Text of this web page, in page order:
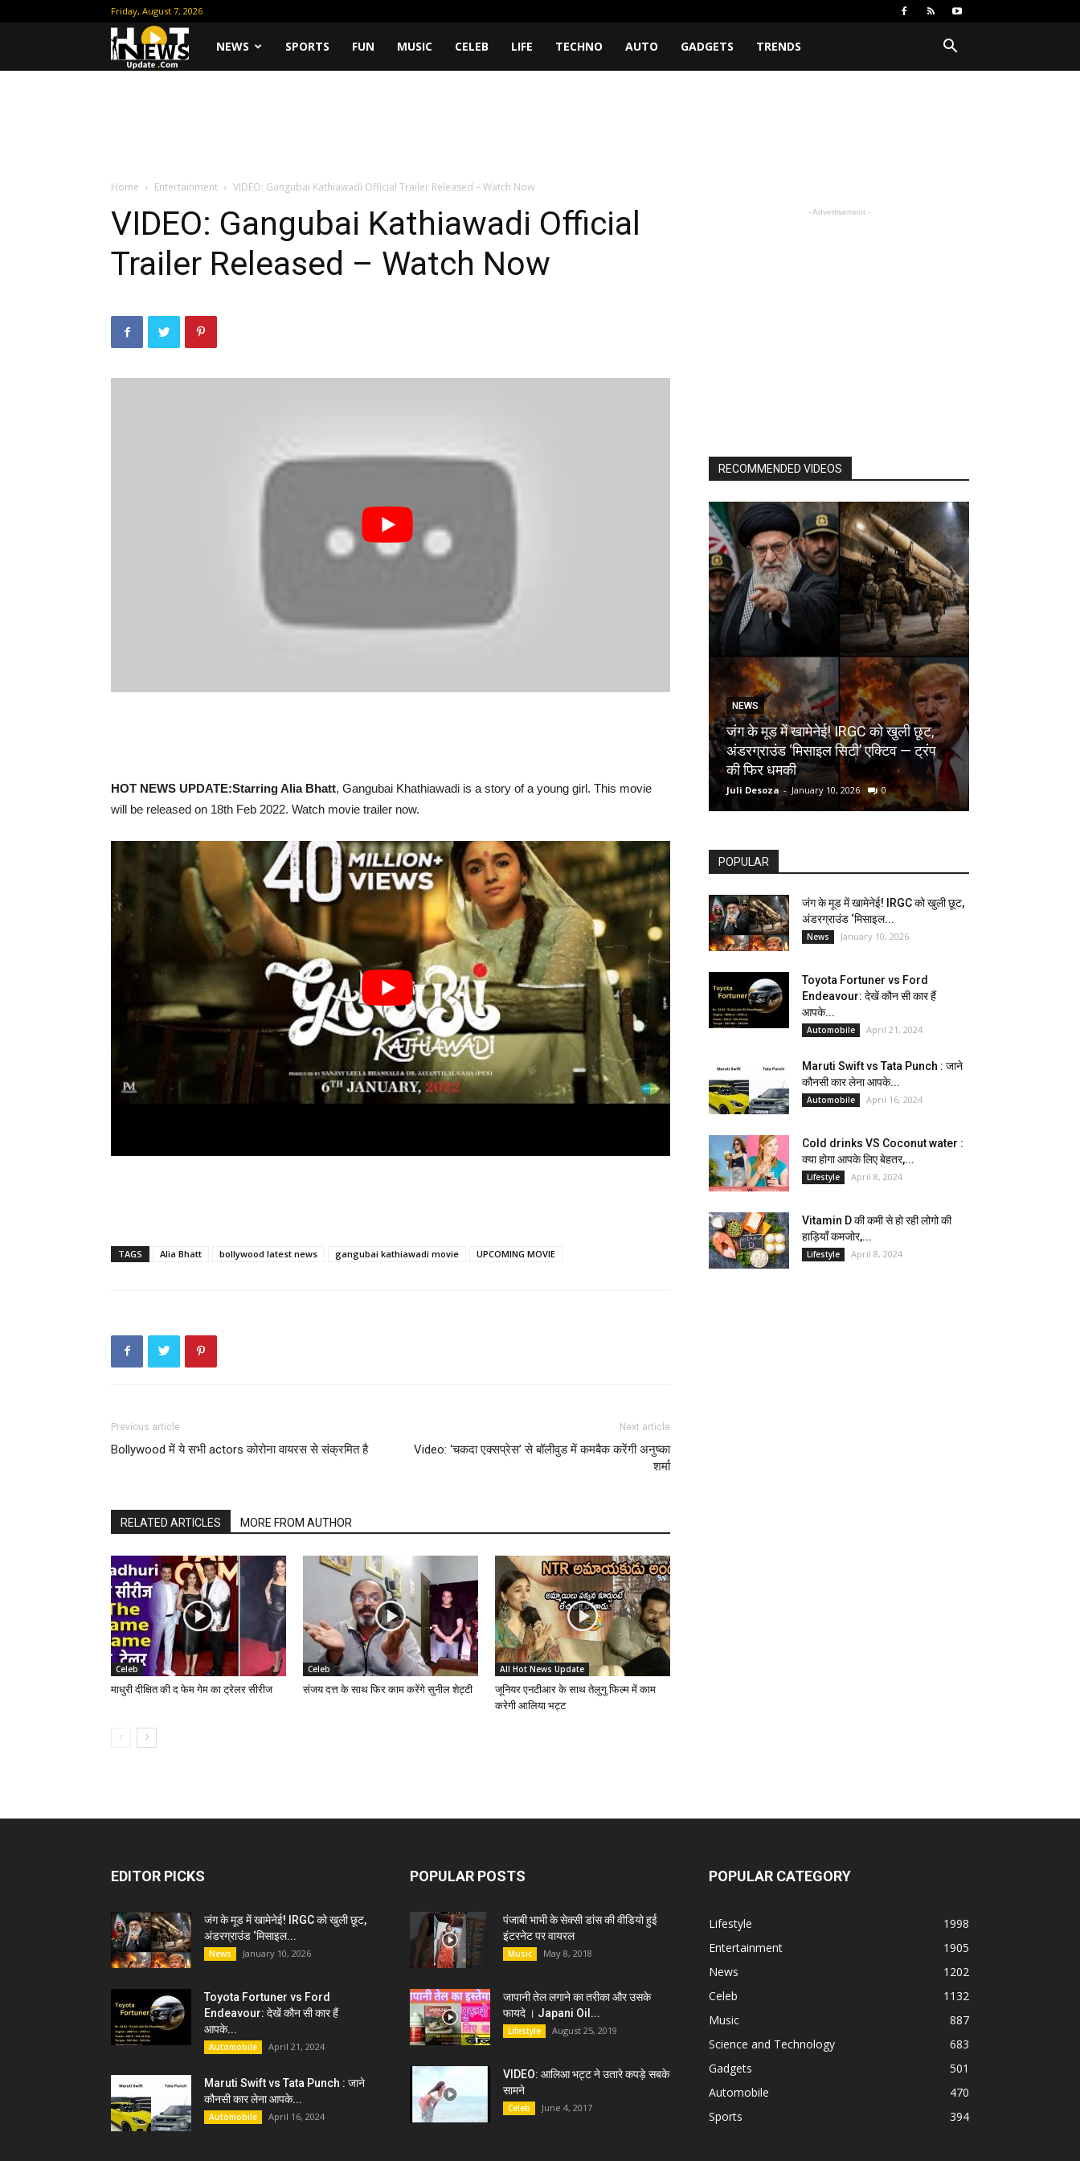
Friday, August 7, 2026
HotNEWS SPORTS FUN MUSIC CELEB LIFE TECHNO AUTO GADGETS TRENDS
Home Entertainment VIDEO: Gangubai Kathiawadi Official Trailer Released – Watch Now
VIDEO: Gangubai Kathiawadi Official
Trailer Released – Watch Now
HOT NEWS UPDATE:Starring Alia Bhatt, Gangubai Khathiawadi is a story of a young girl. This movie
will be released on 18th Feb 2022. Watch movie trailer now.
TAGS Alia Bhatt bollywood latest news gangubai kathiawadi movie UPCOMING MOVIE
Previous article
Bollywood में ये सभी actors कोरोना वायरस से संक्रमित है
Next article
Video: ‘चकदा एक्सप्रेस’ से बॉलीवुड में कमबैक करेंगी अनुष्का
शर्मा
RELATED ARTICLES MORE FROM AUTHOR
Celeb
माधुरी दीक्षित की द फेम गेम का ट्रेलर सीरीज
Celeb
संजय दत्त के साथ फिर काम करेंगे सुनील शेट्टी
All Hot News Update
जूनियर एनटीआर के साथ तेलुगु फिल्म में काम
करेगी आलिया भट्ट
- Advertisement -
RECOMMENDED VIDEOS
NEWS
जंग के मूड में खामेनेई! IRGC को खुली छूट,
अंडरग्राउंड ‘मिसाइल सिटी’ एक्टिव — ट्रंप
की फिर धमकी
Juli Desoza - January 10, 2026 0
POPULAR
जंग के मूड में खामेनेई! IRGC को खुली छूट,
अंडरग्राउंड ‘मिसाइल...
News January 10, 2026
Toyota Fortuner vs Ford
Endeavour: देखें कौन सी कार हैं
आपके...
Automobile April 21, 2024
Maruti Swift vs Tata Punch : जाने
कौनसी कार लेना आपके...
Automobile April 16, 2024
Cold drinks VS Coconut water :
क्या होगा आपके लिए बेहतर,...
Lifestyle April 8, 2024
Vitamin D की कमी से हो रही लोगो की
हाड़ियाँ कमजोर,...
Lifestyle April 8, 2024
EDITOR PICKS
जंग के मूड में खामेनेई! IRGC को खुली छूट,
अंडरग्राउंड ‘मिसाइल...
News January 10, 2026
Toyota Fortuner vs Ford
Endeavour: देखें कौन सी कार हैं
आपके...
Automobile April 21, 2024
Maruti Swift vs Tata Punch : जाने
कौनसी कार लेना आपके...
Automobile April 16, 2024
POPULAR POSTS
पंजाबी भाभी के सेक्सी डांस की वीडियो हुई
इंटरनेट पर वायरल
Music May 8, 2018
जापानी तेल लगाने का तरीका और उसके
फायदे । Japani Oil...
Lifestyle August 25, 2019
VIDEO: आलिआ भट्ट ने उतारे कपड़े सबके
सामने
Celeb June 4, 2017
POPULAR CATEGORY
Lifestyle
1998
Entertainment
1905
News
1202
Celeb
1132
Music
887
Science and Technology
683
Gadgets
501
Automobile
470
Sports
394